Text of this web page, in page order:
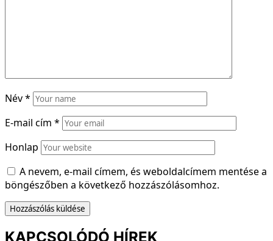
Név*
E-mail cím *
Honlap
A nevem, e-mail címem, és weboldalcímem mentése a
böngészőben a következő hozzászólásomhoz.
KAPCSOLÓDÓ HÍREK